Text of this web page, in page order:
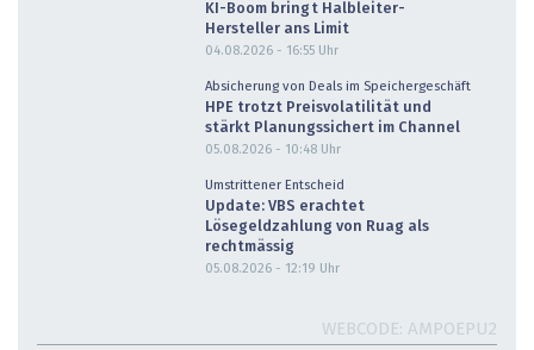
KI-Boom bringt Halbleiter-
Hersteller ans Limit
04.08.2026 - 16:55 Uhr
Absicherung von Deals im Speichergeschäft
HPE trotzt Preisvolatilität und
stärkt Planungssichert im Channel
05.08.2026 - 10:48 Uhr
Umstrittener Entscheid
Update: VBS erachtet
Lösegeldzahlung von Ruag als
rechtmässig
05.08.2026 - 12:19 Uhr
WEBCODE AMPOEPU2